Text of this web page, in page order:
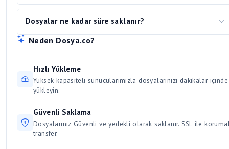
en kısa süre içerisinde sistemden kaldırılır. DMCA
bildirimleri 24-48 saat içinde sonuçlandırılır.
tarayıcının durumu. Büyük dosyaları indirmek içinindirme
yöneticisi
programı kullanmanızı (örn. IDM, Free
Download Manager, JDownloader) tavsiye ederiz. Bu
programlar dosyayı paralel olarak parçalara bölerek indirir
ve hız artışına sebep olur. Aynı anda birden fazla büyük
dosyayı indirmek bağlantınızı yavaşlatacağından, dosyaları
sırayla indirmeye özen gösterin.
RAR Arşividosyasını açmak için önerilen programlar:
WinRAR (Windows), The Unarchiver (Mac), 7-Zip, p7zip
(Linux)
Dosyalar ne kadar süre saklanır?
Yüklenen dosyalar, son indirilme tarihinden itibaren belirli
erişilen dosyalar kalıcı olarak saklanır. Kullanıcılar için 30 /
Üyeler için 50 gün dosya saklama süresi vardır.
Neden Dosya.co?
Hızlı Yükleme
Yüksek kapasiteli sunucularımızla dosyalarınızı dakikalar içinde
yükleyin.
Güvenli Saklama
Dosyalarınız Güvenli ve yedekli olarak saklanır. SSL ile
transfer.